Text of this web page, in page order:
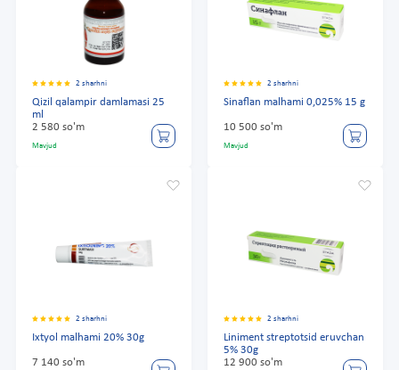
2 sharhni
Qizil qalampir damlamasi 25
ml
2 580 so'm
Mavjud
2 sharhni
Sinaflan malhami 0,025% 15 g
10 500 so'm
Mavjud
2 sharhni
Ixtyol malhami 20% 30g
7 140 so'm
2 sharhni
Liniment streptotsid eruvchan
5% 30g
12 900 so'm